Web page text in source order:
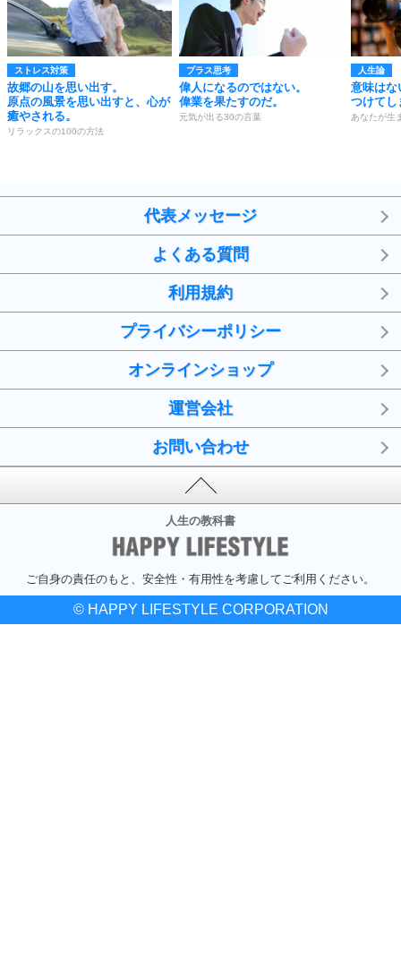
ストレス対策
故郷の山を思い出す。
原点の風景を思い出すと、心が
癒やされる。
リラックスの100の方法
プラス思考
偉人になるのではない。
偉業を果たすのだ。
元気が出る30の言葉
人生論
意味はな
つけてし
あなたが生
代表メッセージ
よくある質問
利用規約
プライバシーポリシー
オンラインショップ
運営会社
お問い合わせ
人生の教科書
ご自身の責任のもと、安全性・有用性を考慮してご利用ください。
© HAPPY LIFESTYLE CORPORATION